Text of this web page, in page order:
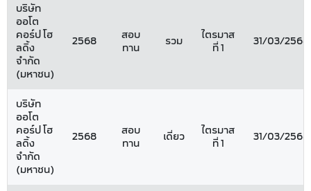
บริษัท
ออโต
คอร์ป โฮ
ลดิ้ง
จำกัด
(มหาชน)
2568
สอบ
ทาน
รวม
ไตรมาส
ที่ 1
31/03/2568
บริษัท
ออโต
คอร์ป โฮ
ลดิ้ง
จำกัด
(มหาชน)
2568
สอบ
ทาน
เดี่ยว
ไตรมาส
ที่ 1
31/03/2568